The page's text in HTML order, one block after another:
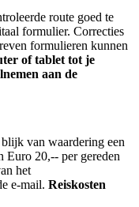
route goed te
formulier. Correcties
formulieren kunnen
of tablet tot je
aan de
van waardering een
Euro 20,-- per gereden
het
e-mail. Reiskosten